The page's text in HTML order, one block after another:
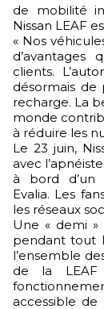
de mobilité
Nissan LEAF
« Nos
clients.
désormais de
recharge. La
monde
à réduire les
Le 23 juin,
avec
à bord d’un
Evalia. Les
les réseaux
Une « demi »
pendant tout
l’ensemble
de la
accessible